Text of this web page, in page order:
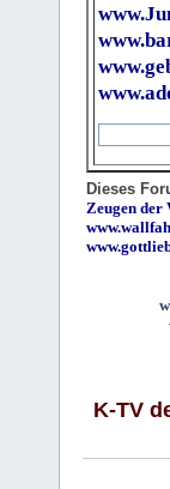
Dieses
Zeugen der
K-TV